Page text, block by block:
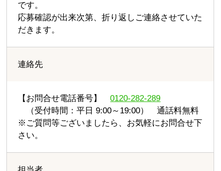
です。
応募確認が出来次第、折り返しご連絡させていた
だきます。
連絡先
【お問合せ電話番号】0120-282-289
（受付時間：平日 9:00～19:00） 通話料無料
※ご質問等ございましたら、お気軽にお問合せ下
さい。